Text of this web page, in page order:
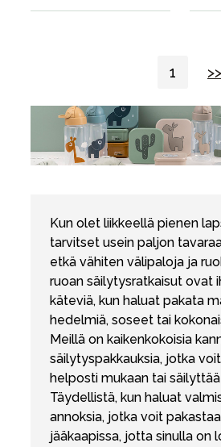
1 >>
Kun olet liikkeellä pienen
tarvitset usein paljon
etkä vähiten välipaloja ja
ruoan säilytysratkaisut ovat
käteviä, kun haluat pakata
hedelmiä, soseet tai
Meillä on kaikenkokoisia
säilytyspakkauksia, jotka
helposti mukaan tai
Täydellistä, kun haluat
annoksia, jotka voit
jääkaapissa, jotta sinulla on